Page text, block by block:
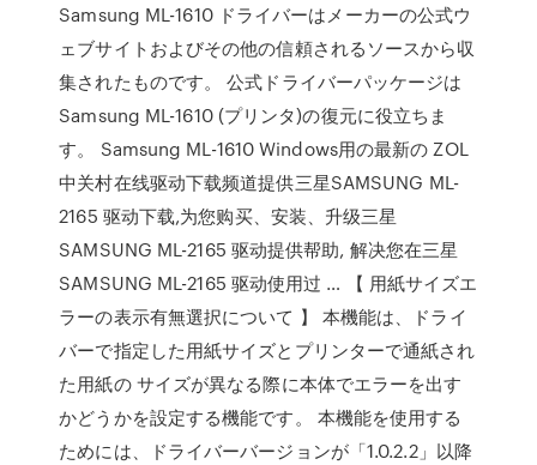
Samsung ML-1610 ドライバーはメーカーの公式ウ
ェブサイトおよびその他の信頼されるソースから収
集されたものです。 公式ドライバーパッケージは
Samsung ML-1610 (プリンタ)の復元に役立ちま
す。 Samsung ML-1610 Windows用の最新の ZOL
中关村在线驱动下载频道提供三星SAMSUNG ML-
2165 驱动下载,为您购买、安装、升级三星
SAMSUNG ML-2165 驱动提供帮助, 解决您在三星
SAMSUNG ML-2165 驱动使用过 … 【 用紙サイズエ
ラーの表示有無選択について 】 本機能は、ドライ
バーで指定した用紙サイズとプリンターで通紙され
た用紙の サイズが異なる際に本体でエラーを出す
かどうかを設定する機能です。 本機能を使用する
ためには、ドライバーバージョンが「1.0.2.2」以降